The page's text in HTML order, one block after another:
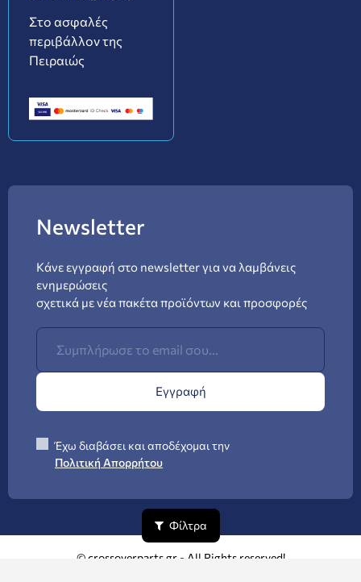
Στο ασφαλές
περιβάλλον της
Πειραιώς
Newsletter
Κάνε εγγραφή στο newsletter για να λαμβάνεις
ενημερώσεις
σχετικά με νέα πακέτα προϊόντων και προσφορές
Εγγραφή
Έχω διαβάσει και αποδέχομαι την
Πολιτική Απορρήτου
© crossoverparts.gr - All Rights reserved!
Φίλτρα